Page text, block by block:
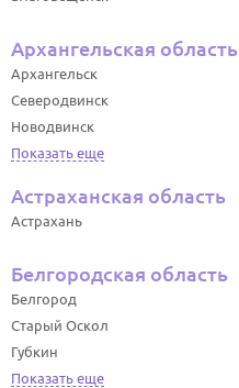
Архангельская область
Архангельск
Северодвинск
Новодвинск
Показать еще
Астраханская область
Астрахань
Белгородская область
Белгород
Старый Оскол
Губкин
Показать еще